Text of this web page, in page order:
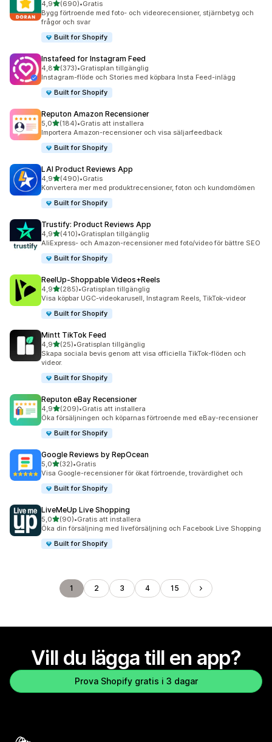
4,9av 5 stjärnor
(690)
690 recensioner totalt
•Gratis
Bygg förtroende med foto- och videorecensioner, stjärnbetyg och
frågor och svar
Built for Shopify
Instafeed for Instagram Feed
4,8av 5 stjärnor
(373)
373 recensioner totalt
•Gratisplan tillgänglig
Instagram-flöde och Stories med köpbara Insta Feed-inlägg
Built for Shopify
Reputon Amazon Recensioner
5,0av 5 stjärnor
(184)
184 recensioner totalt
•Gratis att installera
Importera Amazon-recensioner och visa säljarfeedback
Built for Shopify
LAI Product Reviews App
4,9av 5 stjärnor
(490)
490 recensioner totalt
•Gratis
Konvertera mer med produktrecensioner, foton och kundomdömen
Built for Shopify
Trustify: Product Reviews App
4,9av 5 stjärnor
(410)
410 recensioner totalt
•Gratisplan tillgänglig
AliExpress- och Amazon-recensioner med foto/video för bättre SEO
Built for Shopify
ReelUp‑Shoppable Videos+Reels
4,9av 5 stjärnor
(285)
285 recensioner totalt
•Gratisplan tillgänglig
Visa köpbar UGC-videokarusell, Instagram Reels, TikTok-videor
Built for Shopify
Mintt TikTok Feed
4,9av 5 stjärnor
(25)
25 recensioner totalt
•Gratisplan tillgänglig
Skapa sociala bevis genom att visa officiella TikTok-flöden och
videor.
Built for Shopify
Reputon eBay Recensioner
4,9av 5 stjärnor
(209)
209 recensioner totalt
•Gratis att installera
Öka försäljningen och köparnas förtroende med eBay-recensioner
Built for Shopify
Google Reviews by RepOcean
5,0av 5 stjärnor
(32)
32 recensioner totalt
•Gratis
Visa Google-recensioner för ökat förtroende, trovärdighet och
Built for Shopify
LiveMeUp Live Shopping
5,0av 5 stjärnor
(90)
90 recensioner totalt
•Gratis att installera
Öka din försäljning med liveförsäljning och Facebook Live Shopping
Built for Shopify
1 2 3 4 15
Vill du lägga till en app?
Prova Shopify gratis i 3 dagar